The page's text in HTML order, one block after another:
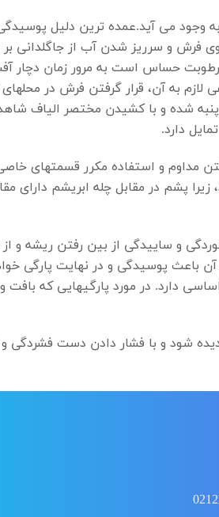
وجود می آید.عمده ترین دلیل
فرش و سرریز شدن آب از جاگلدانی بر
حساس است به مرور زمان دچار
به آن، قرار گرفتن فرش در
شده و با کشیدن مختصر الیاف
دارد.
مداوم و استفاده مکرر قسمتهای
پشم در مقابل چله ابریشم دارای
و ساییدگی از بین رفتن ریشه و
باعث پوسیدگی و در نهایت پارگی
دارد. در مورد پارگیهایی که
شود و با فشار دادن دست فشردگی و